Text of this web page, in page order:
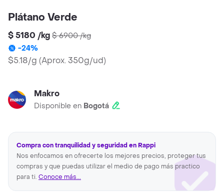
Plátano Verde
$ 5180 /kg $ 6900/kg
-24%
$5.18/g (Aprox. 350g/ud)
Makro
Disponible en Bogotá
Compra con tranquilidad y seguridad en Rappi
Nos enfocamos en ofrecerte los mejores precios, proteger tus
compras y que puedas utilizar el medio de pago más practico
para ti. Conoce más...